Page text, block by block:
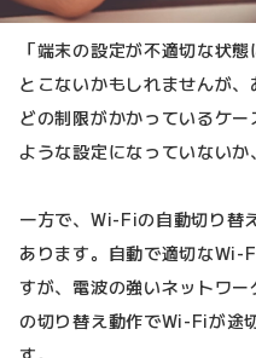
「端末の設定が不適切な状
とこないかもしれませんが
どの制限がかかっているケ
ような設定になっていないか
一方で、Wi-Fiの自動切り替
あります。自動で適切なWi-
すが、電波の強いネットワ
の切り替え動作でWi-Fiが途